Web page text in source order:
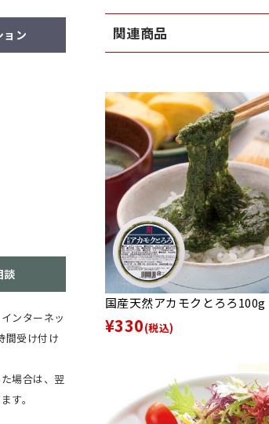
関連商品
国産天然アカモクとろろ
¥330(税込)
ョン
談
ンターネッ
間受け付け
場合は、翌
す。